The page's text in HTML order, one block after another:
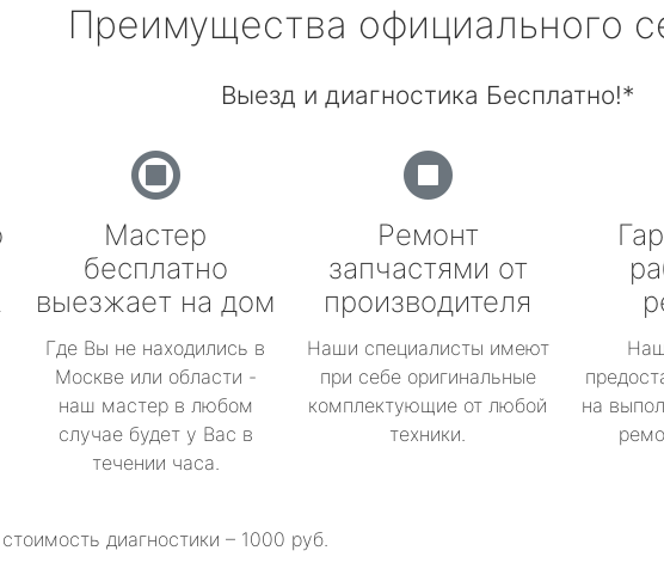
Преимущества официального
Выезд и диагностика Бесплатно!*
Мастер
бесплатно
выезжает на дом
Где Вы не находились в
Москве или области -
наш мастер в любом
случае будет у Вас в
течении часа.
Ремонт
запчастями от
производителя
Наши специалисты имеют
при себе оригинальные
комплектующие от любой
техники.
на
диагностики – 1000 руб.